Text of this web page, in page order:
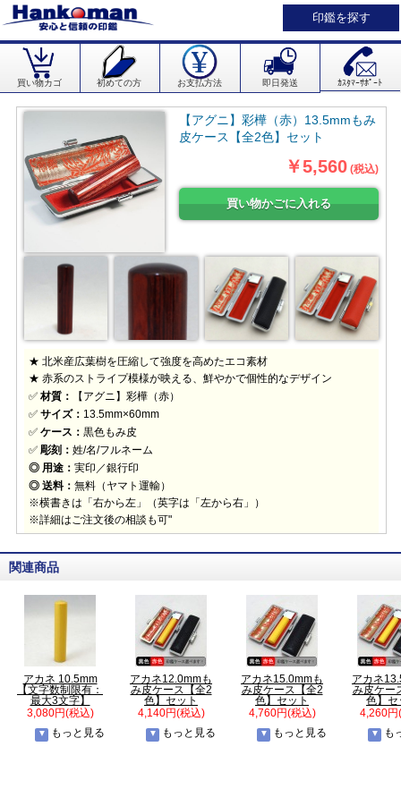
印鑑を探す
買い物カゴ 初めての方 お支払方法 即日発送 ｶｽﾀﾏｰｻﾎﾟｰﾄ
【アグニ】彩樺（赤）13.5mmもみ
皮ケース【全2色】セット
￥5,560 (税込)
★ 北米産広葉樹を圧縮して強度を高めたエコ素材
★ 赤系のストライプ模様が映える、鮮やかで個性的なデザイン
✅ 材質：
【アグニ】彩樺（赤）
✅ サイズ： 13.5mm×60mm
✅ ケース： 黒色もみ皮
✅ 彫刻： 姓/名/フルネーム
◎ 用途： 実印／銀行印
◎ 送料： 無料（ヤマト運輸）
※横書きは「右から左」（英字は「左から右」）
※詳細はご注文後の相談も可"
関連商品
アカネ 10.5mm
【文字数制限有：
最大3文字】
3,080円(税込)
もっと見る
アカネ12.0mmも
み皮ケース【全2
色】セット
4,140円(税込)
もっと見る
アカネ15.0mmも
み皮ケース【全2
色】セット
4,760円(税込)
もっと見る
アカネ
み皮ケー
色】セ
4,260円
も